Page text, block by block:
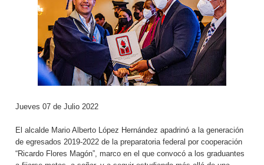
Jueves 07 de Julio 2022
El alcalde Mario Alberto López Hernández apadrinó a la generación
de egresados 2019-2022 de la preparatoria federal por cooperación
“Ricardo Flores Magón”, marco en el que convocó a los graduantes